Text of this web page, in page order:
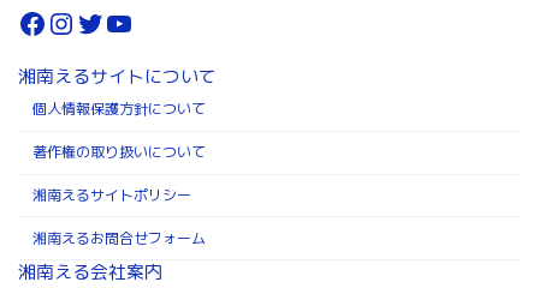
Facebook
Instagram
Twitter
YouTube
湘南えるサイトについて
個人情報保護方針について
著作権の取り扱いについて
湘南えるサイトポリシー
湘南えるお問合せフォーム
湘南える会社案内